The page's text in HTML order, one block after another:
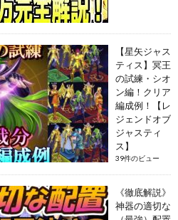
【星矢ジャス
ティス】冥王
の試練・シオ
ン編！クリア
編成例！【レ
ジェンドオブ
ジャスティ
ス】
39件のビュー
《徹底解説》
神器の適切な